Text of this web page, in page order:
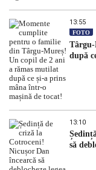
13:55
FOTO
după
13:10
să